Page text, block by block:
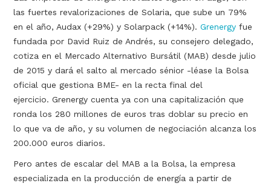
las fuertes revalorizaciones de Solaria, que sube un 79%
en el año, Audax (+29%) y Solarpack (+14%).Grenergy fue
fundada por David Ruiz de Andrés, su consejero delegado,
cotiza en el Mercado Alternativo Bursátil (MAB) desde julio
de 2015 y dará el salto al mercado sénior -léase la Bolsa
oficial que gestiona BME- en la recta final del
ejercicio. Grenergy cuenta ya con una capitalización que
ronda los 280 millones de euros tras doblar su precio en
lo que va de año, y su volumen de negociación alcanza los
200.000 euros diarios.
Pero antes de escalar del MAB a la Bolsa, la empresa
especializada en la producción de energía a partir de